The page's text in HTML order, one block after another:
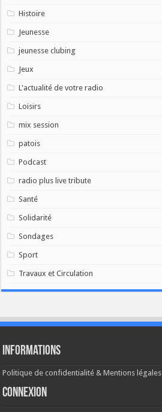
Histoire
Jeunesse
jeunesse clubing
Jeux
L'actualité de votre radio
Loisirs
mix session
patois
Podcast
radio plus live tribute
Santé
Solidarité
Sondages
Sport
Travaux et Circulation
Informations
Politique de confidentialité & Mentions légales
Connexion